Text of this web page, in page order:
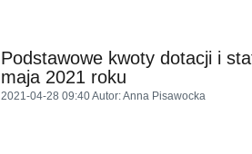
Podstawowe kwoty dotacji i
maja 2021 roku
2021-04-28 09:40Autor: Anna Pisawocka